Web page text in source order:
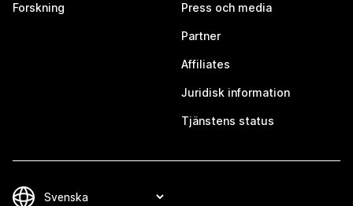
Forskning Press och media
Partner
Affiliates
Juridisk information
Tjänstens status